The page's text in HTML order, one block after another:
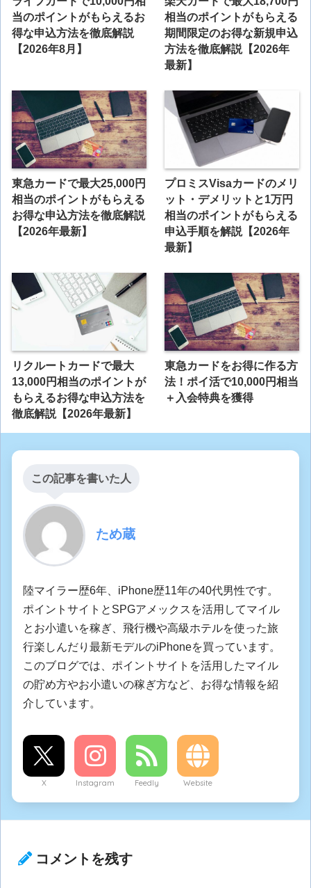
当のポイントがもらえるお
得な申込方法を徹底解説
【2026年8月】
相当のポイントがもらえる
期間限定のお得な新規申込
方法を徹底解説【2026年
最新】
東急カードで最大25,000円
相当のポイントがもらえる
お得な申込方法を徹底解説
【2026年最新】
プロミスVisaカードのメリ
ット・デメリットと1万円
相当のポイントがもらえる
申込手順を解説【2026年
最新】
リクルートカードで最大
13,000円相当のポイントが
もらえるお得な申込方法を
徹底解説【2026年最新】
東急カードをお得に作る方
法！ポイ活で10,000円相当
＋入会特典を獲得
この記事を書いた人
ため蔵
陸マイラー歴6年、iPhone歴11年の40代男性です。
ポイントサイトとSPGアメックスを活用してマイル
とお小遣いを稼ぎ、飛行機や高級ホテルを使った旅
行楽しんだり最新モデルのiPhoneを買っています。
このブログでは、ポイントサイトを活用したマイル
の貯め方やお小遣いの稼ぎ方など、お得な情報を紹
介しています。
X Instagram Feedly Website
コメントを残す